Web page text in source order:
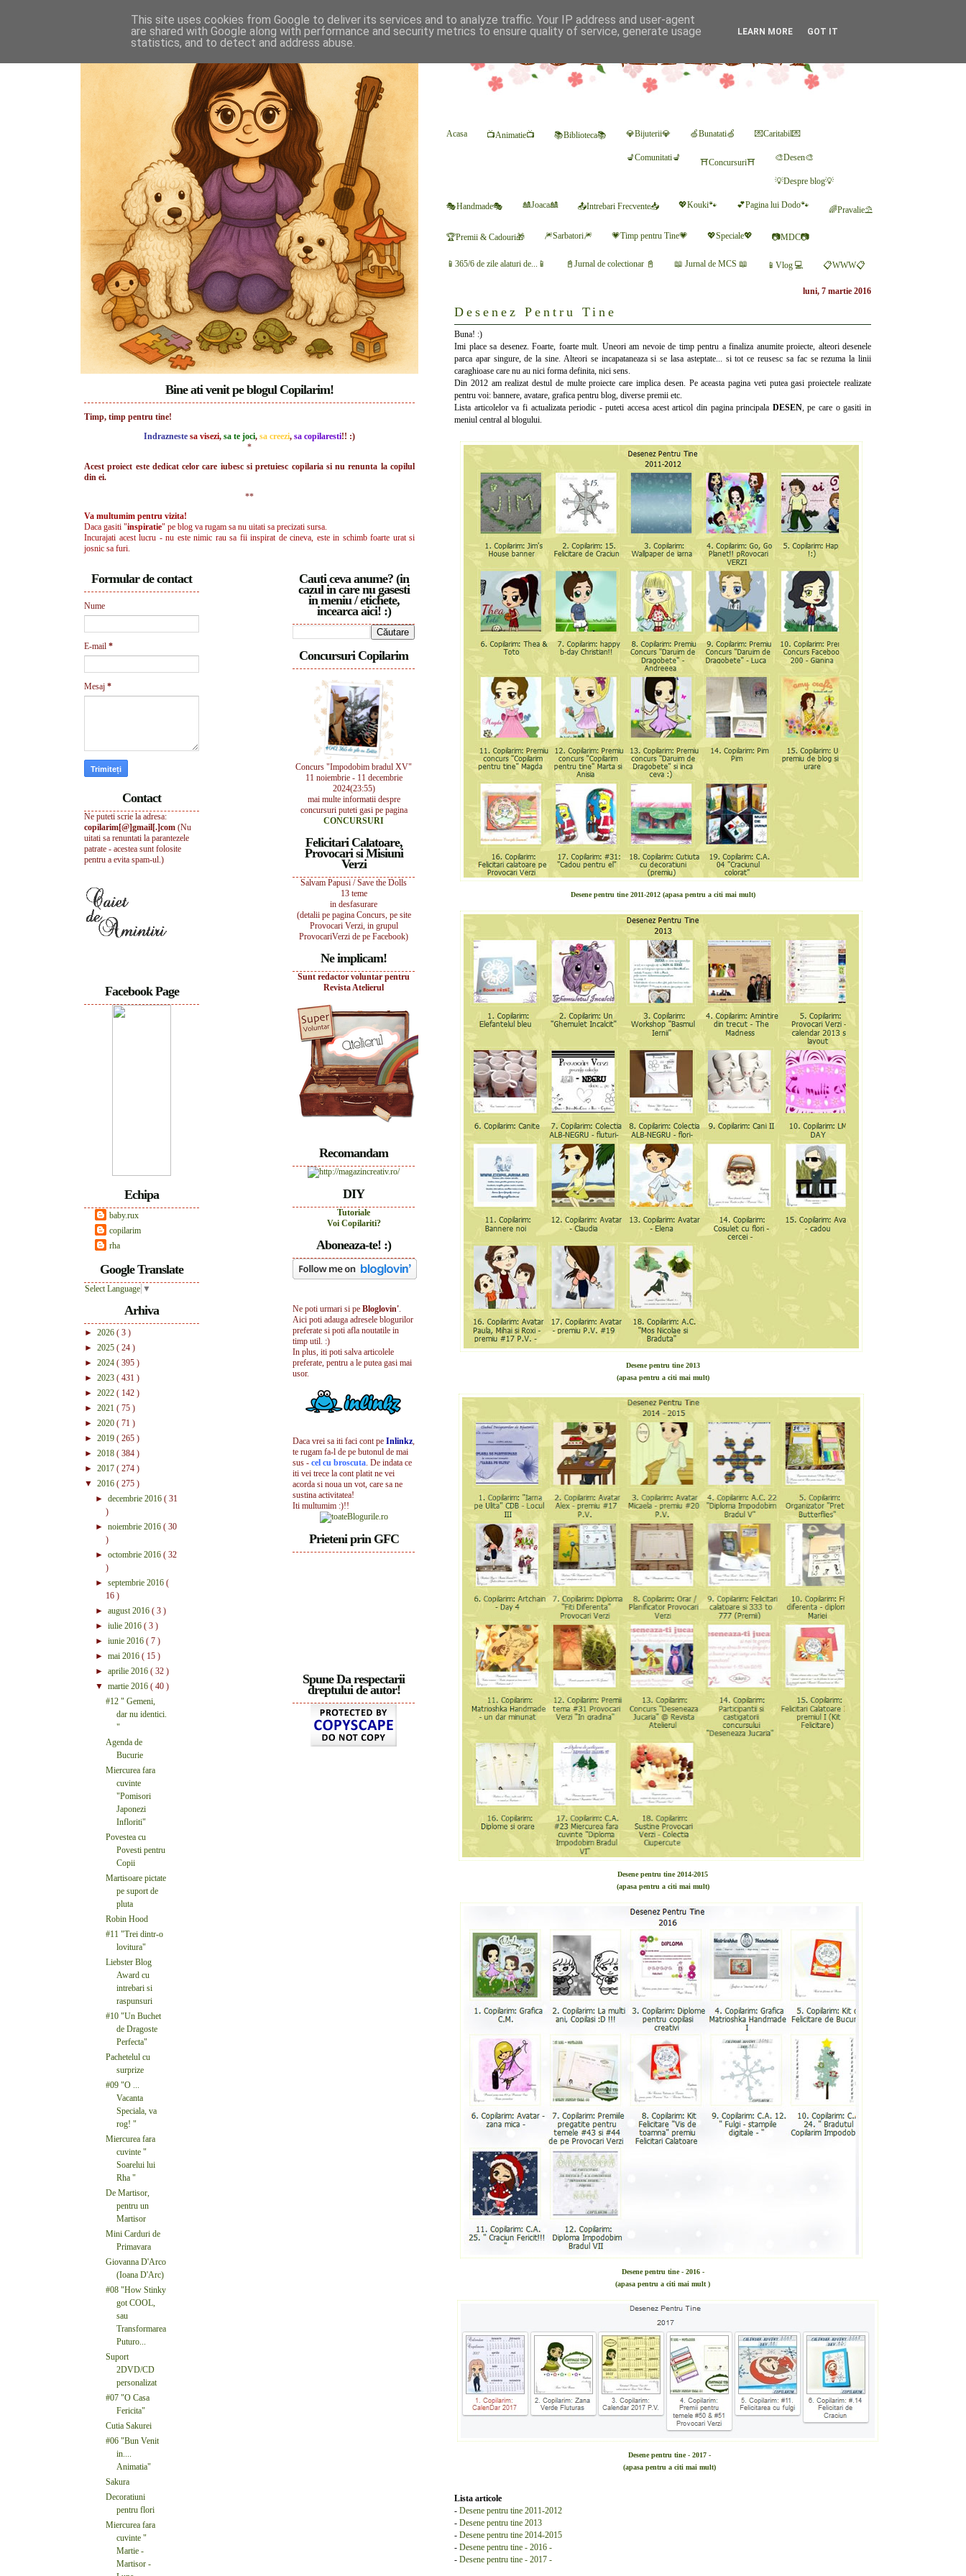
Acasa 📺Animatie📺 📚Biblioteca📚 💎Bijuterii💎 🍏Bunatati🍏 💌Caritabil💌
💺Comunitati💺 ⛩Concursuri⛩ 🎨Desen🎨
💡Despre blog💡
🎭Handmade🎭 🎎Joaca🎎 📤Intrebari Frecvente📥 💖Kouki🐾 💕Pagina lui Dodo🐾 🌈Pravalie⛱
🏆Premii & Cadouri🎁 🎆Sarbatori🎆 💗Timp pentru Tine💗 💖Speciale💖 📷MDC📷
📱365/6 de zile alaturi de...📱 📓Jurnal de colectionar 📓 📖 Jurnal de MCS 📖 📱Vlog 💻 📋WWW📋
luni, 7 martie 2016
Desenez Pentru Tine
Buna! :)
Imi place sa desenez. Foarte, foarte mult. Uneori am nevoie de timp pentru a finaliza anumite proiecte, alteori desenele
parca apar singure, de la sine. Alteori se incapataneaza si se lasa asteptate... si tot ce reusesc sa fac se rezuma la linii
caraghioase care nu au nici forma definita, nici sens.
Din 2012 am realizat destul de multe proiecte care implica desen. Pe aceasta pagina veti putea gasi proiectele realizate
pentru voi: bannere, avatare, grafica pentru blog, diverse premii etc.
Lista articolelor va fi actualizata periodic - puteti accesa acest articol din pagina principala DESEN, pe care o gasiti in
meniul central al blogului.
Desene pentru tine 2011-2012 (apasa pentru a citi mai mult)
Desene pentru tine 2013
(apasa pentru a citi mai mult)
Desene pentru tine 2014-2015
(apasa pentru a citi mai mult)
Desene pentru tine - 2016 -
(apasa pentru a citi mai mult )
Desene pentru tine - 2017 -
(apasa pentru a citi mai mult)
Lista articole
- Desene pentru tine 2011-2012
- Desene pentru tine 2013
- Desene pentru tine 2014-2015
- Desene pentru tine - 2016 -
- Desene pentru tine - 2017 -
Bine ati venit pe blogul Copilarim!
Timp, timp pentru tine!
Indrazneste sa visezi, sa te joci, sa creezi, sa copilaresti!! :)
*
Acest proiect este dedicat celor care iubesc si pretuiesc copilaria si nu renunta la copilul
din ei.
**
Va multumim pentru vizita!
Daca gasiti "inspiratie" pe blog va rugam sa nu uitati sa precizati sursa.
Incurajati acest lucru - nu este nimic rau sa fii inspirat de cineva, este in schimb foarte urat si
josnic sa furi.
Cauti ceva anume? (in
cazul in care nu gasesti
in meniu / etichete,
incearca aici! :)
Concursuri Copilarim
Concurs "Impodobim bradul XV"
11 noiembrie - 11 decembrie
2024(23:55)
mai multe informatii despre
concursuri puteti gasi pe pagina
CONCURSURI
Felicitari Calatoare,
Provocari si Misiuni
Verzi
Salvam Papusi / Save the Dolls
13 teme
in desfasurare
(detalii pe pagina Concurs, pe site
Provocari Verzi, in grupul
ProvocariVerzi de pe Facebook)
Ne implicam!
Sunt redactor voluntar pentru
Revista Atelierul
Recomandam
DIY
Tutoriale
Voi Copilariti?
Aboneaza-te! :)
Ne poti urmari si pe Bloglovin'.
Aici poti adauga adresele blogurilor
preferate si poti afla noutatile in
timp util. :)
In plus, iti poti salva articolele
preferate, pentru a le putea gasi mai
usor.
Daca vrei sa iti faci cont pe Inlinkz,
te rugam fa-l de pe butonul de mai
sus - cel cu broscuta. De indata ce
iti vei trece la cont platit ne vei
acorda si noua un vot, care sa ne
sustina activitatea!
Iti multumim :)!!
Prieteni prin GFC
Spune Da respectarii
dreptului de autor!
Formular de contact
Nume
E-mail *
Mesaj *
Contact
Ne puteti scrie la adresa:
copilarim[@]gmail[.]com (Nu
uitati sa renuntati la parantezele
patrate - acestea sunt folosite
pentru a evita spam-ul.)
Facebook Page
Echipa
baby.rux
copilarim
rha
Google Translate
Select Language ▼
Arhiva
► 2026 ( 3 )
► 2025 ( 24 )
► 2024 ( 395 )
► 2023 ( 431 )
► 2022 ( 142 )
► 2021 ( 75 )
► 2020 ( 71 )
► 2019 ( 265 )
► 2018 ( 384 )
► 2017 ( 274 )
▼ 2016 ( 275 )
► decembrie 2016 ( 31
)
► noiembrie 2016 ( 30
)
► octombrie 2016 ( 32
)
► septembrie 2016 (
16 )
► august 2016 ( 3 )
► iulie 2016 ( 3 )
► iunie 2016 ( 7 )
► mai 2016 ( 15 )
► aprilie 2016 ( 32 )
▼ martie 2016 ( 40 )
#12 " Gemeni,
dar nu identici.
"
Agenda de
Bucurie
Miercurea fara
cuvinte
"Pomisori
Japonezi
Infloriti"
Povestea cu
Povesti pentru
Copii
Martisoare pictate
pe suport de
pluta
Robin Hood
#11 "Trei dintr-o
lovitura"
Liebster Blog
Award cu
intrebari si
raspunsuri
#10 "Un Buchet
de Dragoste
Perfecta"
Pachetelul cu
surprize
#09 "O ...
Vacanta
Speciala, va
rog! "
Miercurea fara
cuvinte "
Soarelui lui
Rha "
De Martisor,
pentru un
Martisor
Mini Carduri de
Primavara
Giovanna D'Arco
(Ioana D'Arc)
#08 "How Stinky
got COOL,
sau
Transformarea
Puturo...
Suport
2DVD/CD
personalizat
#07 "O Casa
Fericita"
Cutia Sakurei
#06 "Bun Venit
in....
Animatia"
Sakura
Decoratiuni
pentru flori
Miercurea fara
cuvinte "
Martie -
Martisor -
This site uses cookies from Google to deliver its services and to analyze traffic. Your IP address and user-agent
are shared with Google along with performance and security metrics to ensure quality of service, generate usage
statistics, and to detect and address abuse.
LEARN MORE GOT IT